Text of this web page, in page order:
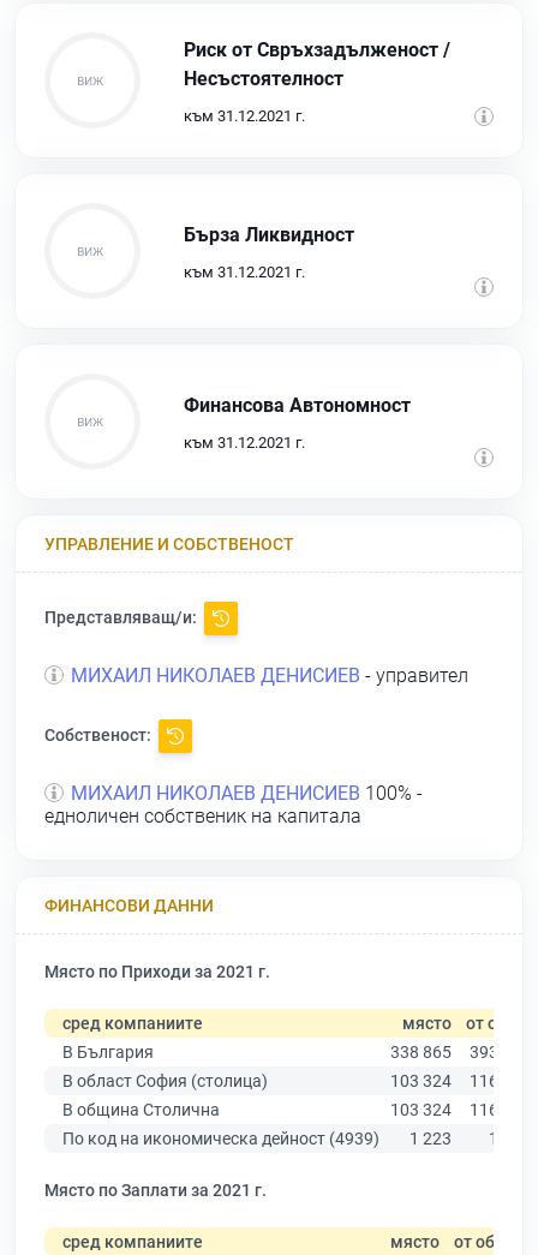
Риск от Свръхзадълженост /
Несъстоятелност
към 31.12.2021 г.
Бърза Ликвидност
към 31.12.2021 г.
Финансова Автономност
към 31.12.2021 г.
УПРАВЛЕНИЕ И СОБСТВЕНОСТ
Представляващ/и:
МИХАИЛ НИКОЛАЕВ ДЕНИСИЕВ - управител
Собственост:
МИХАИЛ НИКОЛАЕВ ДЕНИСИЕВ 100% -
едноличен собственик на капитала
ФИНАНСОВИ ДАННИ
Място по Приходи за 2021 г.
сред компаниите място
от общо
В България
338 865
393 881
В област София (столица)
103 324
116 667
В община Столична
103 324
116 667
По код на икономическа дейност (4939)
1 223 1 340
Място по Заплати за 2021 г.
сред компаниите място от общо